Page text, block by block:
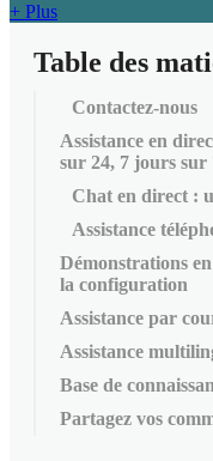
+ Plus
Table des
Contactez-nous
Assistance en
sur 24, 7 jours sur
Chat en direct :
Assistance
Démonstrations
la configuration
Assistance par
Assistance
Base de
Partagez vos